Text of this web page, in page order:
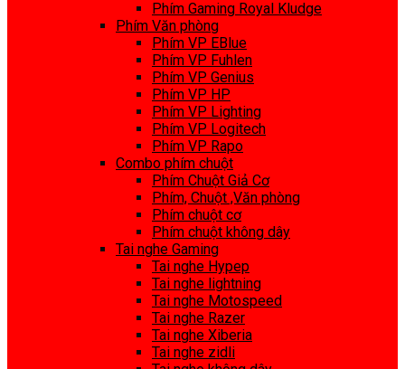
Phím Gaming Royal Kludge
Phím Văn phòng
Phím VP EBlue
Phím VP Fuhlen
Phím VP Genius
Phím VP HP
Phím VP Lighting
Phím VP Logitech
Phím VP Rapo
Combo phím chuột
Phím Chuột Giả Cơ
Phím, Chuột ,Văn phòng
Phím chuột cơ
Phím chuột không dây
Tai nghe Gaming
Tai nghe Hypep
Tai nghe lightning
Tai nghe Motospeed
Tai nghe Razer
Tai nghe Xiberia
Tai nghe zidli